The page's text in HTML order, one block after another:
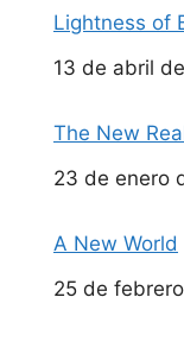
Lightness of
Fecha
13 de abril
The New
Fecha
23 de enero
A New World
Fecha
25 de